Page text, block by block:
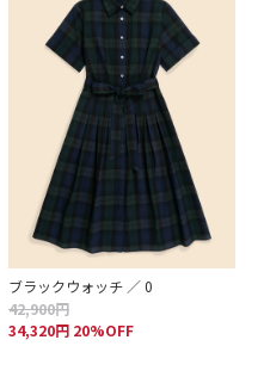
ブラックウォッチ ／ 0
42,900円
34,320円 20%OFF